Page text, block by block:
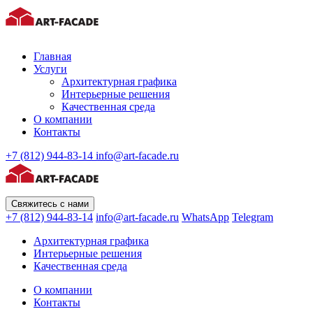
Главная
Услуги
Архитектурная графика
Интерьерные решения
Качественная среда
О компании
Контакты
+7 (812) 944-83-14 info@art-facade.ru
Свяжитесь с нами
+7 (812) 944-83-14 info@art-facade.ru WhatsApp Telegram
Архитектурная графика
Интерьерные решения
Качественная среда
О компании
Контакты